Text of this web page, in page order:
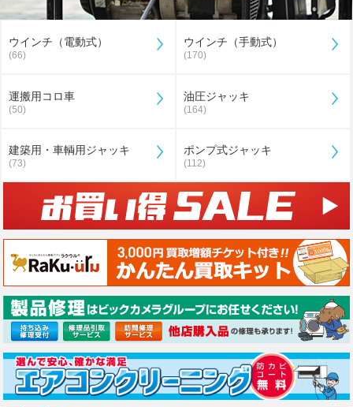
ウインチ（電動式）
(66)
ウインチ（手動式）
(170)
運搬用コロ車
(50)
油圧ジャッキ
(164)
建築用・車輌用ジャッキ
(73)
ポンプ式ジャッキ
(112)